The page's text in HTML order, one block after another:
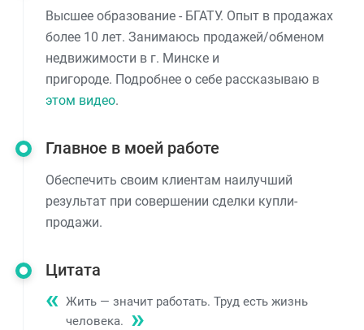
Высшее образование - БГАТУ. Опыт в продажах
более 10 лет. Занимаюсь продажей/обменом
недвижимости в г. Минске и
пригороде. Подробнее о себе рассказываю в
этом видео.
Главное в моей работе
Обеспечить своим клиентам наилучший
результат при совершении сделки купли-
продажи.
Цитата
Жить — значит работать. Труд есть жизнь
человека.